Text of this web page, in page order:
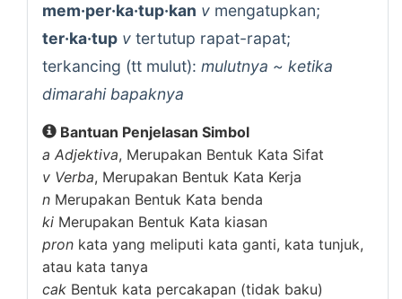
mem·per·ka·tup·kan v mengatupkan;
ter·ka·tup v tertutup rapat-rapat;
terkancing (tt mulut): mulutnya ~ ketika
dimarahi bapaknya
Bantuan Penjelasan Simbol
a Adjektiva, Merupakan Bentuk Kata Sifat
v Verba, Merupakan Bentuk Kata Kerja
n Merupakan Bentuk Kata benda
ki Merupakan Bentuk Kata kiasan
pron kata yang meliputi kata ganti, kata tunjuk,
atau kata tanya
cak Bentuk kata percakapan (tidak baku)